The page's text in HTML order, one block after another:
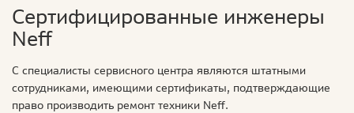
Сертифицированные инженеры
Neff
С специалисты сервисного центра являются штатными
сотрудниками, имеющими сертификаты, подтверждающие
право производить ремонт техники Neff.